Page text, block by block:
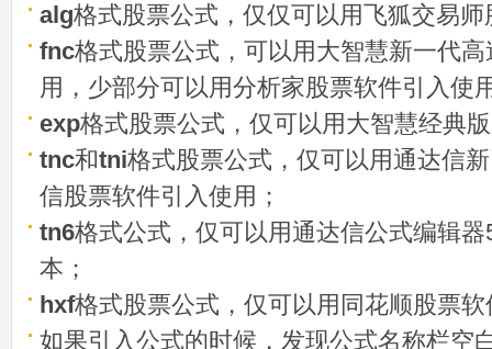
alg格式股票公式，仅仅可以用飞狐交易
fnc格式股票公式，可以用大智慧新一代
用，少部分可以用分析家股票软件引入使
exp格式股票公式，仅可以用大智慧经典
tnc和tni格式股票公式，仅可以用通达信
信股票软件引入使用；
tn6格式公式，仅可以用通达信公式编辑
本；
hxf格式股票公式，仅可以用同花顺股票
如果引入公式的时候，发现公式名称栏空